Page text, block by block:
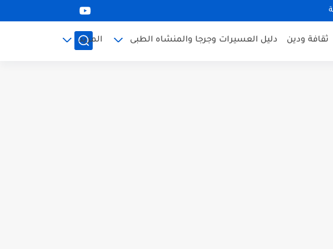
ثقافة ودين دليل العسيرات وجرجا والمنشاه الطبى المزيد